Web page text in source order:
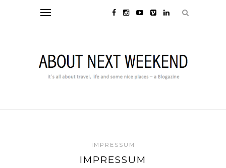
IMPRESSUM
IMPRESSUM